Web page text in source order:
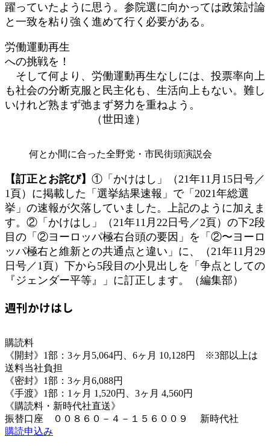
躍っていたように思う。参院選に向かっては政策討論
と一致を粘り強く進めて行く必要がある。
労働運動再生
への挑戦を！
そして何より、労働運動再生なしには、投票率向上
も社会の分断克服と民主化も、生活向上もない。難し
いけれど熟まず弛まず努力を重ねよう。
（世田達）
何とか間に合った全野党・市民街頭演説会
【訂正とお詫び】 ①「かけはし」（21年11月15日号／
1頁）に掲載した「選挙結果速報」で「2021年総選
挙」の速報が欠落していました。上記のように加えま
す。②「かけはし」（21年11月22日号／2頁）の下2段
目の「②ヨーロッパ極右台頭の要因」を「②〜ヨーロ
ッパ極右と維新との共通点と違い」に、（21年11月29
日号／1頁）下から5段目の小見出しを「争点としての
『ジェンダー平等』」に訂正します。（編集部）
週刊かけはし
購読料
《開封》1部：3ヶ月5,064円、6ヶ月 10,128円 ※3部以上は
送料当社負担
《密封》1部：3ヶ月6,088円
《手渡》1部：1ヶ月 1,520円、3ヶ月 4,560円
《購読料・新時代社直送》
振替口座 ００８６０－４－１５６００９ 新時代社
購読申込み